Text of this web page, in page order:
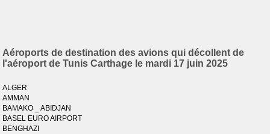
Aéroports de destination des avions qui décollent de
l'aéroport de Tunis Carthage le mardi 17 juin 2025
ALGER
AMMAN
BAMAKO _ ABIDJAN
BASEL EURO AIRPORT
BENGHAZI